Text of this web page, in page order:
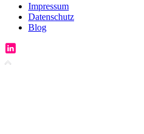
Impressum
Datenschutz
Blog